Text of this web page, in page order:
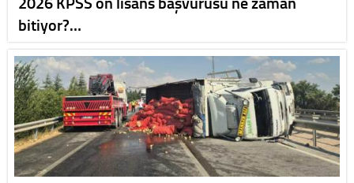
bitiyor?…